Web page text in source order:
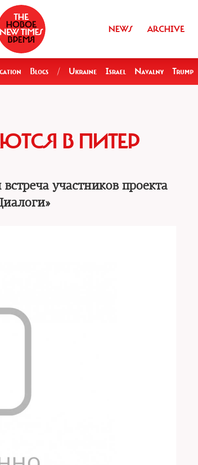
NEWS ARCHIVE
Blogs / Ukraine Israel Navalny Trump
В ПИТЕР
участников проекта